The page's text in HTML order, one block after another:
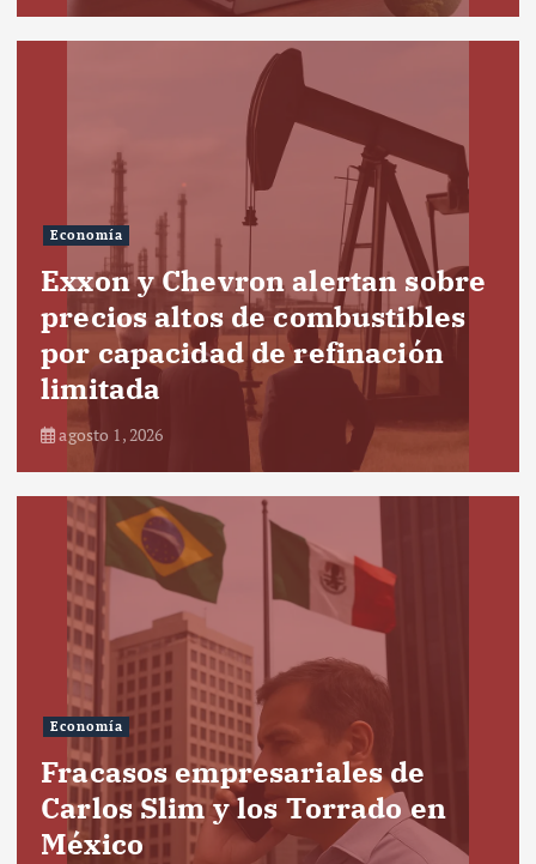
Economía
Exxon y Chevron alertan sobre
precios altos de combustibles
por capacidad de refinación
limitada
agosto 1, 2026
Economía
Fracasos empresariales de
Carlos Slim y los Torrado en
México